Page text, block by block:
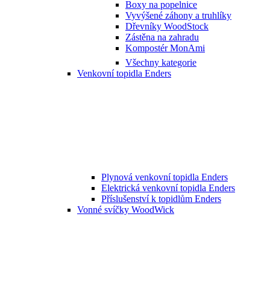
Boxy na popelnice
Vyvýšené záhony a truhlíky
Dřevníky WoodStock
Zástěna na zahradu
Kompostér MonAmi
Všechny kategorie
Venkovní topidla Enders
Plynová venkovní topidla Enders
Elektrická venkovní topidla Enders
Příslušenství k topidlům Enders
Vonné svíčky WoodWick